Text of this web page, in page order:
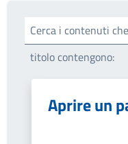
Cerca i contenuti
titolo contengono:
Aprire un